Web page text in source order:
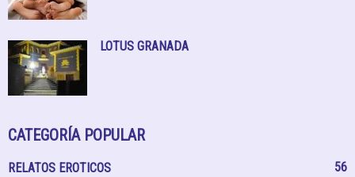
LOTUS GRANADA
CATEGORÍA POPULAR
RELATOS EROTICOS
56